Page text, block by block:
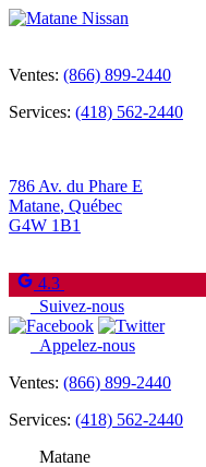
Ventes: (866) 899-2440
Services: (418) 562-2440
786 Av. du Phare E
Matane, Québec
G4W 1B1
4.3
Suivez-nous
Appelez-nous
Ventes: (866) 899-2440
Services: (418) 562-2440
Matane